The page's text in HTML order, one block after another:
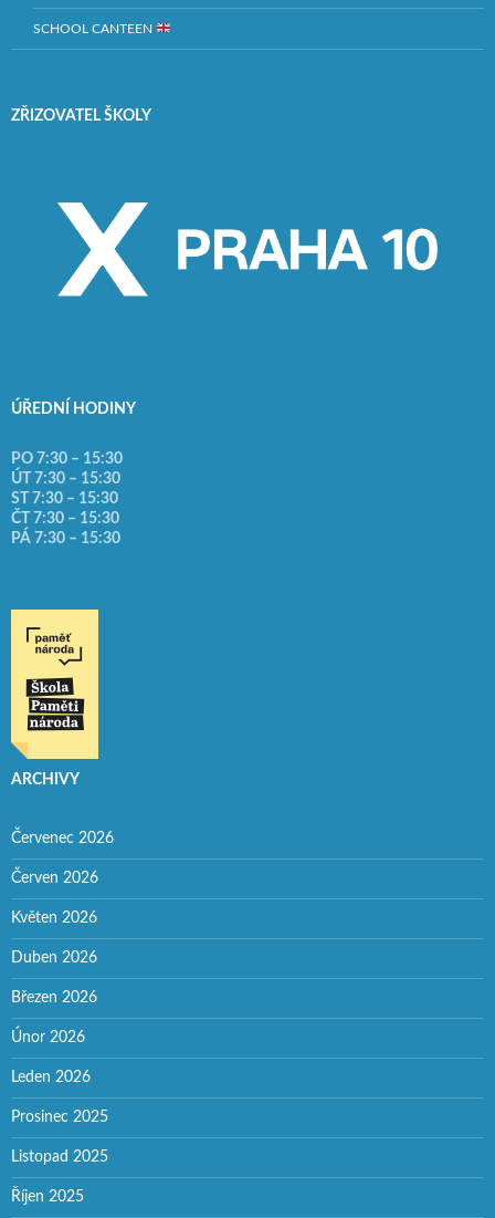
SCHOOL CANTEEN
ZŘIZOVATEL ŠKOLY
ÚŘEDNÍ HODINY
PO 7:30 – 15:30
ÚT 7:30 – 15:30
ST 7:30 – 15:30
ČT 7:30 – 15:30
PÁ 7:30 – 15:30
ARCHIVY
Červenec 2026
Červen 2026
Květen 2026
Duben 2026
Březen 2026
Únor 2026
Leden 2026
Prosinec 2025
Listopad 2025
Říjen 2025